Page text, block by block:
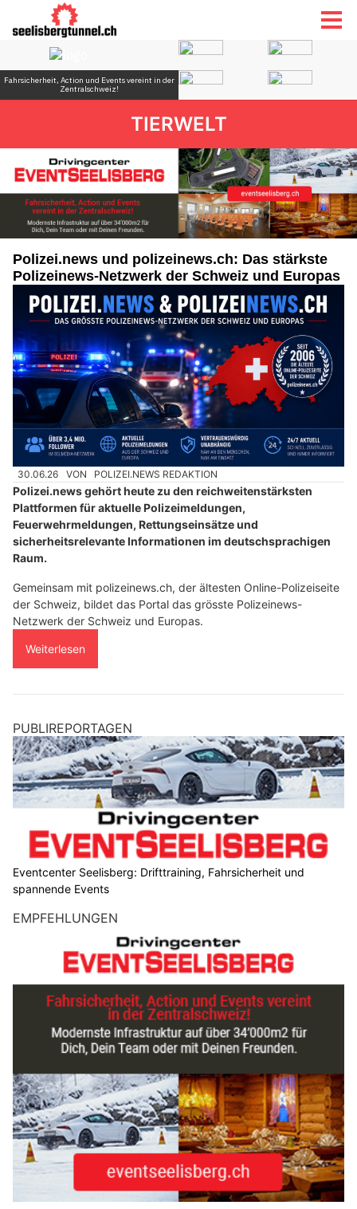
TIERWELT
Polizei.news und polizeinews.ch: Das stärkste
Polizeinews-Netzwerk der Schweiz und Europas
30.06.26 VON POLIZEI.NEWS REDAKTION
Polizei.news gehört heute zu den reichweitenstärksten
Plattformen für aktuelle Polizeimeldungen,
Feuerwehrmeldungen, Rettungseinsätze und
sicherheitsrelevante Informationen im deutschsprachigen
Raum.
Gemeinsam mit polizeinews.ch, der ältesten Online-Polizeiseite
der Schweiz, bildet das Portal das grösste Polizeinews-
Netzwerk der Schweiz und Europas.
Weiterlesen
PUBLIREPORTAGEN
Eventcenter Seelisberg: Drifttraining, Fahrsicherheit und
spannende Events
EMPFEHLUNGEN